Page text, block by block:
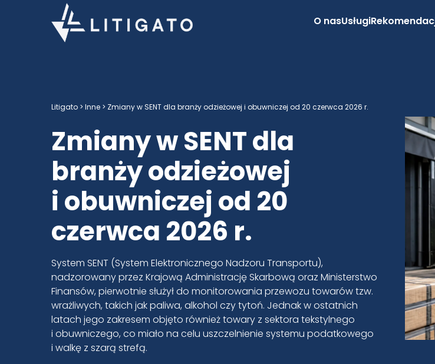
O nasUsługi
Litigato > Inne > Zmiany w SENT dla branży odzieżowej i obuwniczej od 20 czerwca 2026 r.
Zmiany w SENT dla
branży odzieżowej
i obuwniczej od 20
czerwca 2026 r.
System SENT (System Elektronicznego Nadzoru Transportu),
nadzorowany przez Krajową Administrację Skarbową oraz Ministerstwo
Finansów, pierwotnie służył do monitorowania przewozu towarów tzw.
wrażliwych, takich jak paliwa, alkohol czy tytoń. Jednak w ostatnich
latach jego zakresem objęto również towary z sektora tekstylnego
i obuwniczego, co miało na celu uszczelnienie systemu podatkowego
i walkę z szarą strefą.